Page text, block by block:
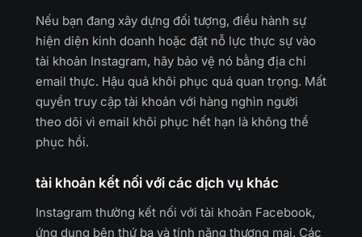
Nếu bạn đang xây dựng đối tượng, điều hành sự
hiện diện kinh doanh hoặc đặt nỗ lực thực sự vào
tài khoản Instagram, hãy bảo vệ nó bằng địa chỉ
email thực. Hậu quả khôi phục quá quan trọng. Mất
quyền truy cập tài khoản với hàng nghìn người
theo dõi vì email khôi phục hết hạn là không thể
phục hồi.
tài khoản kết nối với các dịch vụ khác
Instagram thường kết nối với tài khoản Facebook,
ứng dụng bên thứ ba và tính năng thương mại. Các